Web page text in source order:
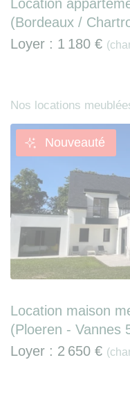
Location
(Bordeaux /
Loyer : 1 180 €
Nos locations
Nouveauté
Location maison
(Ploeren - Vannes
Loyer : 2 650 €